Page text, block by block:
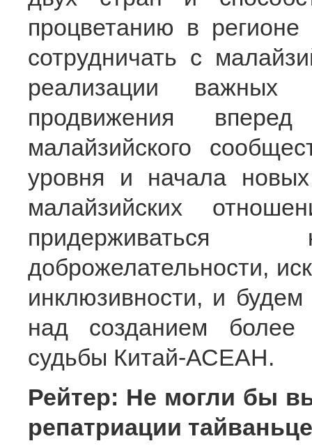
процветанию в
сотрудничать с
реализации важных
продвижения вперед
малайзийского
уровня и начала
малайзийских
придерживаться
доброжелательности,
инклюзивности, и
над созданием более
судьбы Китай-АСЕАН.
Рейтер: Не могли бы
репатриации